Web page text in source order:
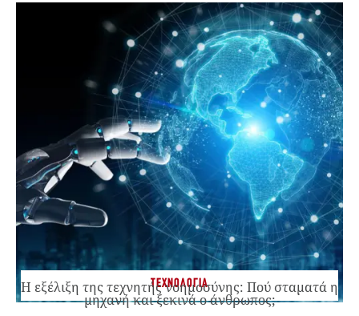
ΤΕΧΝΟΛΟΓΙΑ
Η εξέλιξη της τεχνητής νοημοσύνης: Πού σταματά η
μηχανή και ξεκινά ο άνθρωπος;